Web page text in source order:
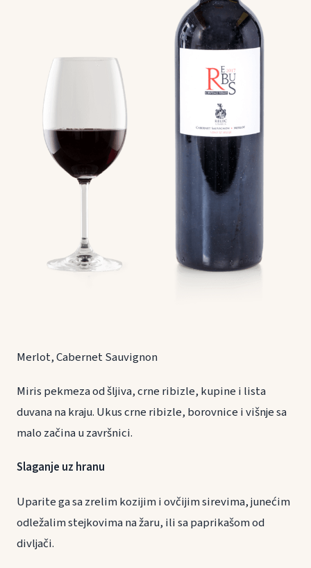
Merlot, Cabernet Sauvignon
Miris pekmeza od šljiva, crne ribizle, kupine i lista
duvana na kraju. Ukus crne ribizle, borovnice i višnje sa
malo začina u završnici.
Slaganje uz hranu
Uparite ga sa zrelim kozijim i ovčijim sirevima, junećim
odležalim stejkovima na žaru, ili sa paprikašom od
divljači.